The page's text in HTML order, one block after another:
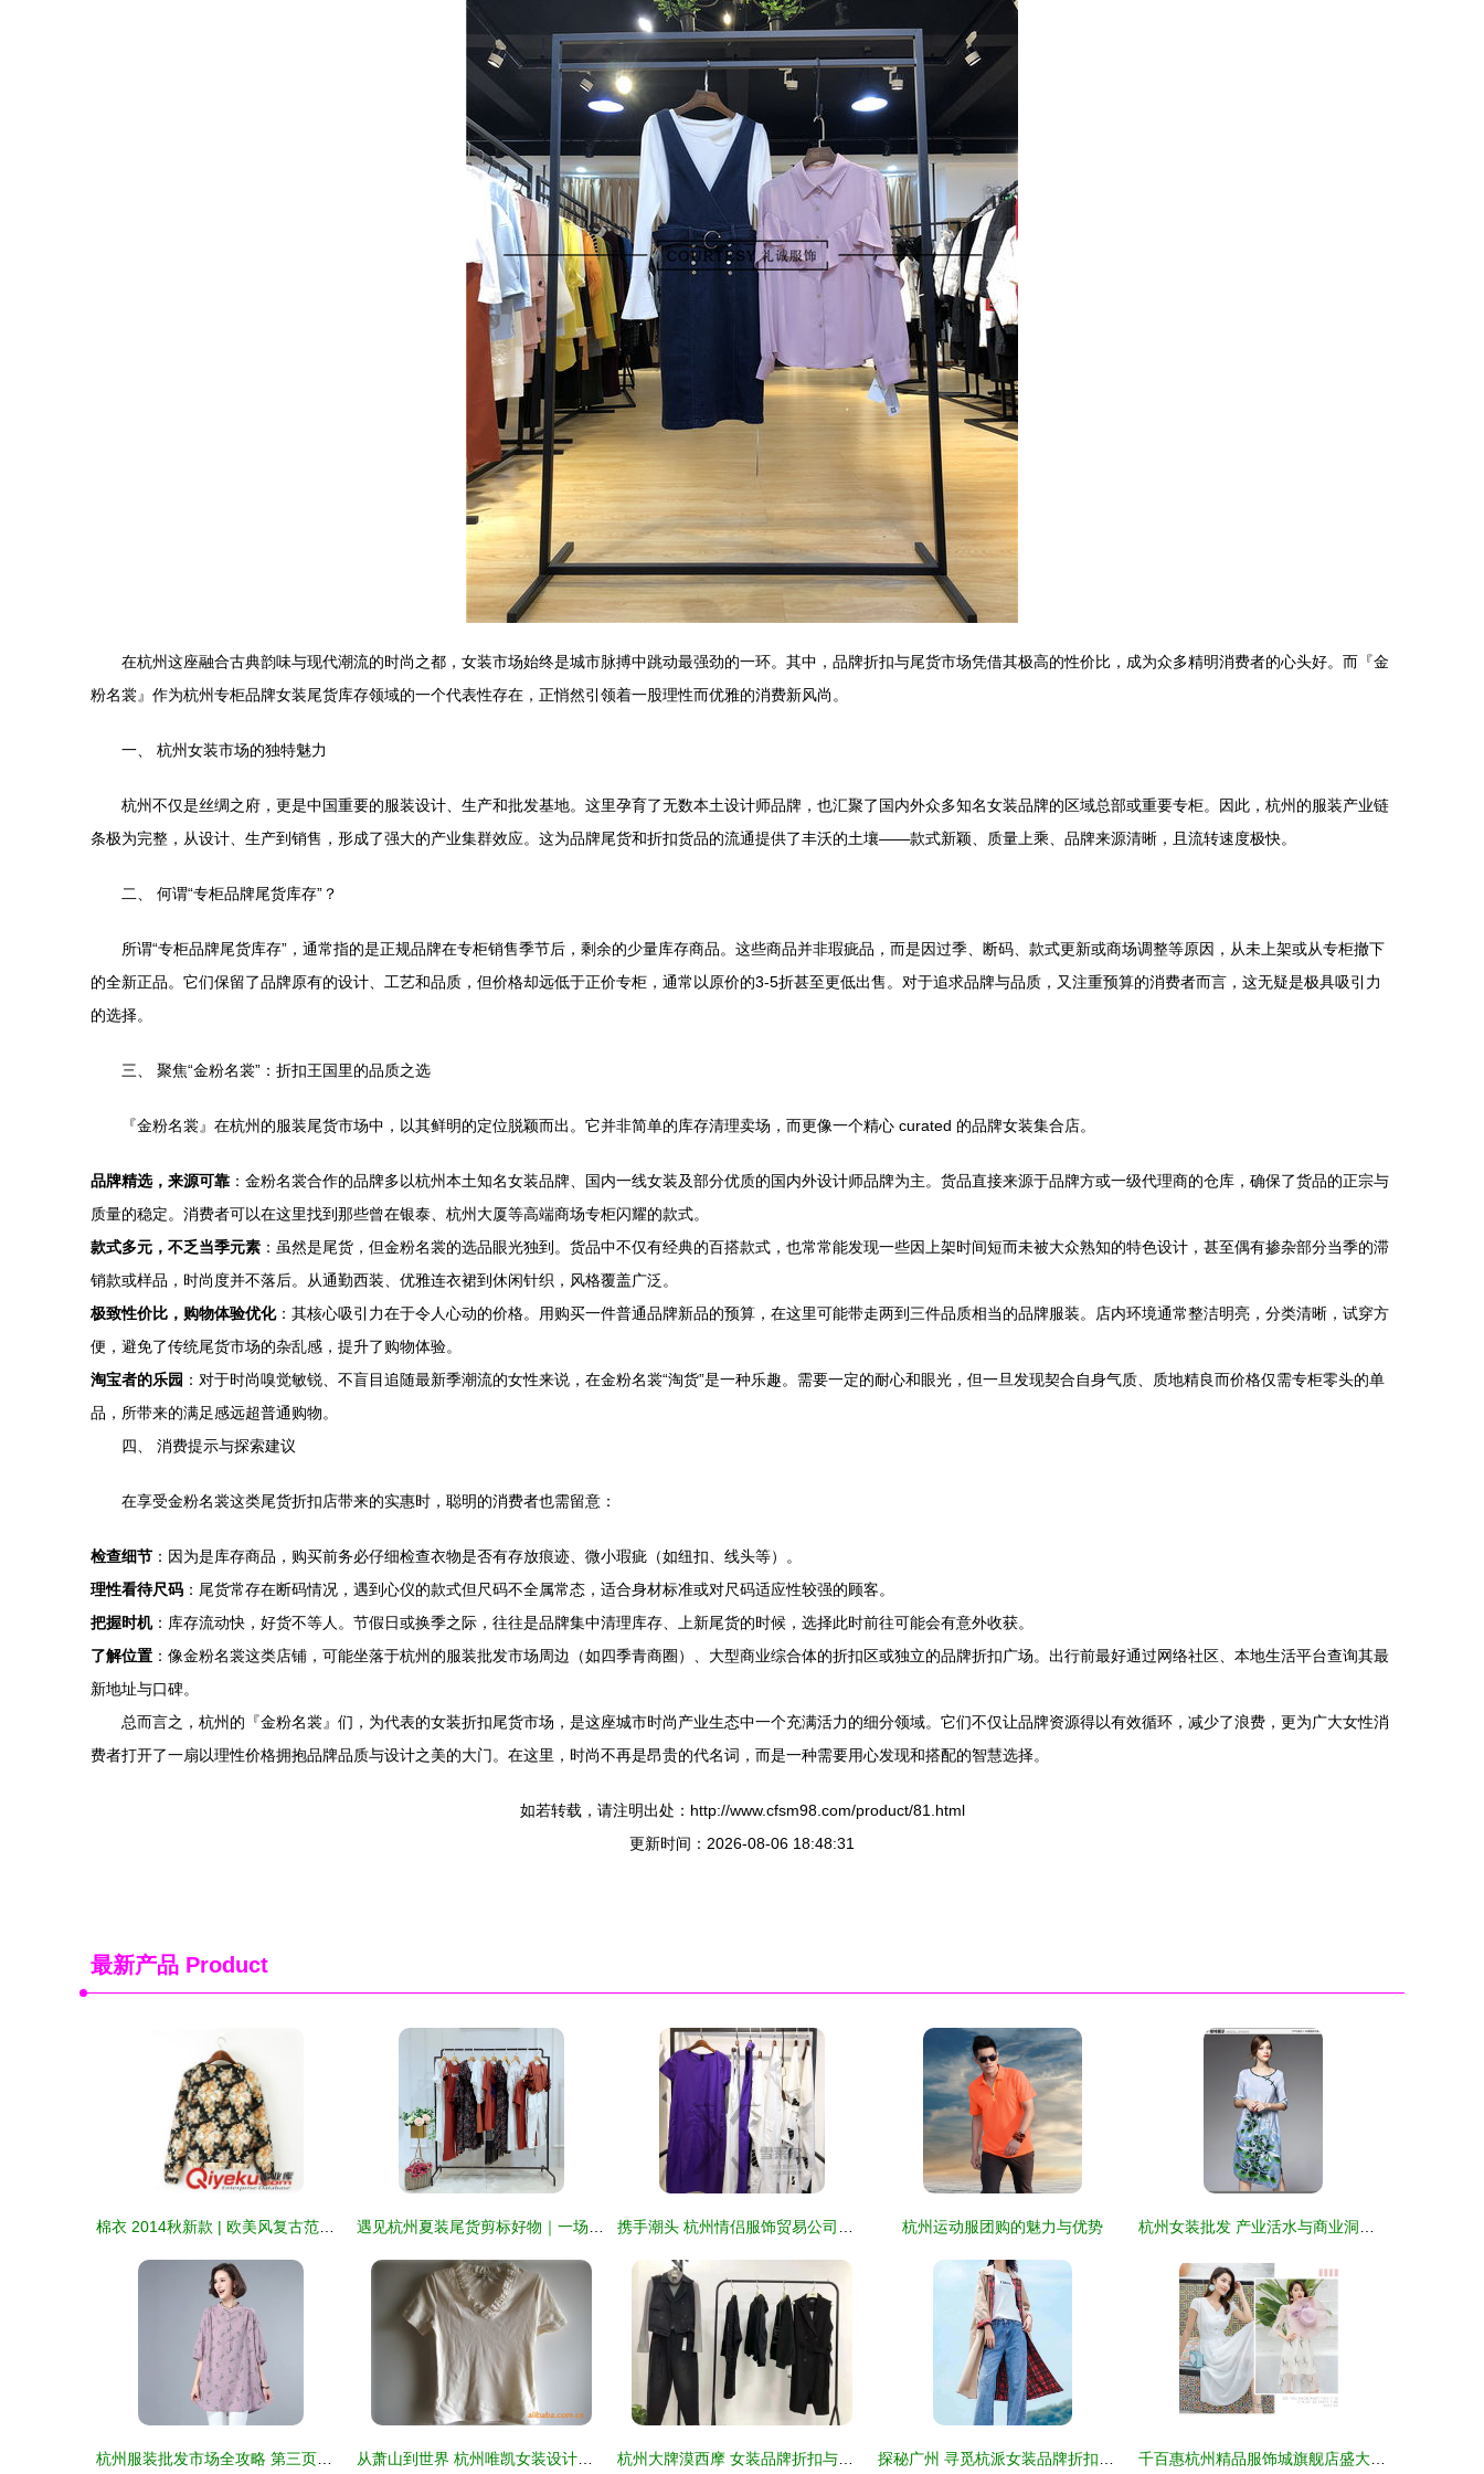
在杭州这座融合古典韵味与现代潮流的时尚之都，女装市场始终是城市脉搏中跳动最强劲的一环。其中，品牌折扣与尾货市场凭借其极高的性价比，成为众多精明消费者的心头好。而『金
粉名裳』作为杭州专柜品牌女装尾货库存领域的一个代表性存在，正悄然引领着一股理性而优雅的消费新风尚。
一、 杭州女装市场的独特魅力
杭州不仅是丝绸之府，更是中国重要的服装设计、生产和批发基地。这里孕育了无数本土设计师品牌，也汇聚了国内外众多知名女装品牌的区域总部或重要专柜。因此，杭州的服装产业链
条极为完整，从设计、生产到销售，形成了强大的产业集群效应。这为品牌尾货和折扣货品的流通提供了丰沃的土壤——款式新颖、质量上乘、品牌来源清晰，且流转速度极快。
二、 何谓“专柜品牌尾货库存”？
所谓“专柜品牌尾货库存”，通常指的是正规品牌在专柜销售季节后，剩余的少量库存商品。这些商品并非瑕疵品，而是因过季、断码、款式更新或商场调整等原因，从未上架或从专柜撤下
的全新正品。它们保留了品牌原有的设计、工艺和品质，但价格却远低于正价专柜，通常以原价的3-5折甚至更低出售。对于追求品牌与品质，又注重预算的消费者而言，这无疑是极具吸引力
的选择。
三、 聚焦“金粉名裳”：折扣王国里的品质之选
『金粉名裳』在杭州的服装尾货市场中，以其鲜明的定位脱颖而出。它并非简单的库存清理卖场，而更像一个精心 curated 的品牌女装集合店。
品牌精选，来源可靠 ：金粉名裳合作的品牌多以杭州本土知名女装品牌、国内一线女装及部分优质的国内外设计师品牌为主。货品直接来源于品牌方或一级代理商的仓库，确保了货品的正宗与
质量的稳定。消费者可以在这里找到那些曾在银泰、杭州大厦等高端商场专柜闪耀的款式。
款式多元，不乏当季元素 ：虽然是尾货，但金粉名裳的选品眼光独到。货品中不仅有经典的百搭款式，也常常能发现一些因上架时间短而未被大众熟知的特色设计，甚至偶有掺杂部分当季的滞
销款或样品，时尚度并不落后。从通勤西装、优雅连衣裙到休闲针织，风格覆盖广泛。
极致性价比，购物体验优化：其核心吸引力在于令人心动的价格。用购买一件普通品牌新品的预算，在这里可能带走两到三件品质相当的品牌服装。店内环境通常整洁明亮，分类清晰，试穿方
便，避免了传统尾货市场的杂乱感，提升了购物体验。
淘宝者的乐园 ：对于时尚嗅觉敏锐、不盲目追随最新季潮流的女性来说，在金粉名裳“淘货”是一种乐趣。需要一定的耐心和眼光，但一旦发现契合自身气质、质地精良而价格仅需专柜零头的单
品，所带来的满足感远超普通购物。
四、 消费提示与探索建议
在享受金粉名裳这类尾货折扣店带来的实惠时，聪明的消费者也需留意：
检查细节 ：因为是库存商品，购买前务必仔细检查衣物是否有存放痕迹、微小瑕疵（如纽扣、线头等）。
理性看待尺码 ：尾货常存在断码情况，遇到心仪的款式但尺码不全属常态，适合身材标准或对尺码适应性较强的顾客。
把握时机：库存流动快，好货不等人。节假日或换季之际，往往是品牌集中清理库存、上新尾货的时候，选择此时前往可能会有意外收获。
了解位置 ：像金粉名裳这类店铺，可能坐落于杭州的服装批发市场周边（如四季青商圈）、大型商业综合体的折扣区或独立的品牌折扣广场。出行前最好通过网络社区、本地生活平台查询其最
新地址与口碑。
总而言之，杭州的『金粉名裳』们，为代表的女装折扣尾货市场，是这座城市时尚产业生态中一个充满活力的细分领域。它们不仅让品牌资源得以有效循环，减少了浪费，更为广大女性消
费者打开了一扇以理性价格拥抱品牌品质与设计之美的大门。在这里，时尚不再是昂贵的代名词，而是一种需要用心发现和搭配的智慧选择。
如若转载，请注明出处：http://www.cfsm98.com/product/81.html
更新时间：2026-08-06 18:48:31
最新产品 Product
杭州运动服团购的魅力与优势